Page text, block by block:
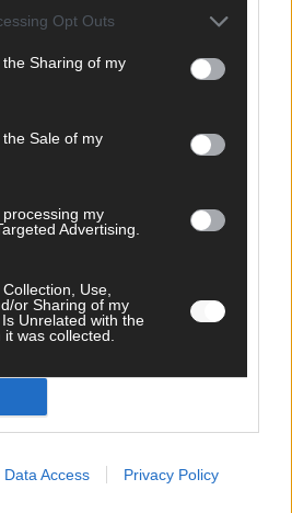
Opt Outs
Sharing of my
Sale of my
my
Advertising.
Use,
or Sharing of my
Unrelated with the
was collected.
Data Access Privacy Policy
Israel beunruhigend – unser
im Kurzcheck
– der Rest des ESC-Halbfinales